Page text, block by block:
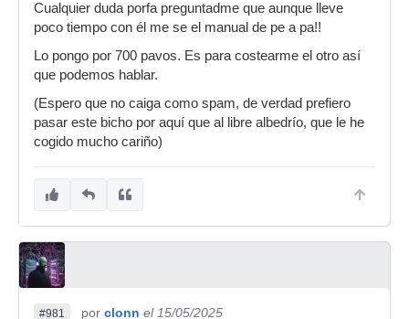
Cualquier duda porfa preguntadme que aunque lleve
poco tiempo con él me se el manual de pe a pa!!
Lo pongo por 700 pavos. Es para costearme el otro así
que podemos hablar.
(Espero que no caiga como spam, de verdad prefiero
pasar este bicho por aquí que al libre albedrío, que le he
cogido mucho cariño)
#981 por clonn el 15/05/2025